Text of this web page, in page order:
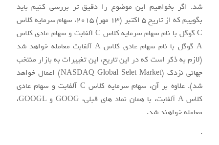
شد. اگر بخواهیم این موضوع را دقیق تر بررسی کنیم باید
بگوییم که از تاریخ ۵ اکتبر (۱۳ مهر) ۲۰۱۵، سهام سرمایه کلاس
C گوگل با نام سهام سرمایه کلاس C آلفابت و سهام عادی کلاس
A گوگل با نام سهام عادی کلاس A آلفابت معامله خواهد شد
(لازم به ذکر است که در این تاریخ، این تغییرات به بازار منتخب
جهانی نزدک (NASDAQ Global Selet Market) اعمال خواهد
شد). علاوه بر آن، سهام سرمایه کلاس C آلفابت و سهام عادی
کلاس A آلفابت، با همان نماد های قبلی، GOOG و GOOGL،
معامله خواهند شد.
.